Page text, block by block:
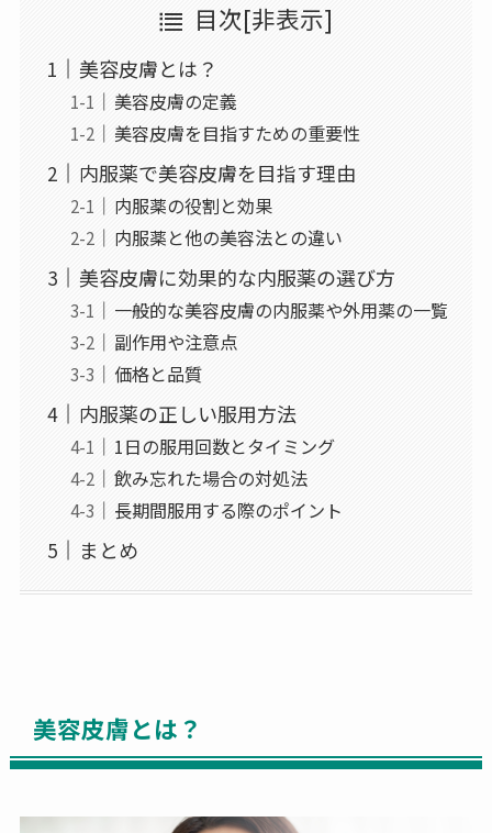
目次[非表示]
美容皮膚とは？
美容皮膚の定義
美容皮膚を目指すための重要性
内服薬で美容皮膚を目指す理由
内服薬の役割と効果
内服薬と他の美容法との違い
美容皮膚に効果的な内服薬の選び方
一般的な美容皮膚の内服薬や外用薬の一覧
副作用や注意点
価格と品質
内服薬の正しい服用方法
1日の服用回数とタイミング
飲み忘れた場合の対処法
長期間服用する際のポイント
まとめ
美容皮膚とは？